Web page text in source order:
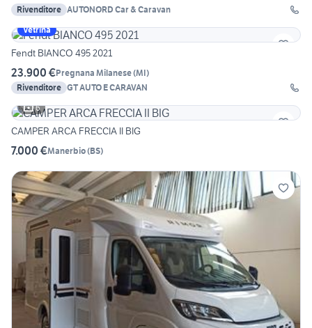
Rivenditore AUTONORD Car & Caravan
Vetrina
Fendt BIANCO 495 2021
23.900 €Pregnana Milanese(MI)
Rivenditore GT AUTO E CARAVAN
6
CAMPER ARCA FRECCIA II BIG
7.000 €Manerbio(BS)